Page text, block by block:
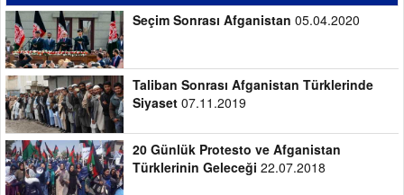
Seçim Sonrası Afganistan 05.04.2020
Taliban Sonrası Afganistan Türklerinde
Siyaset07.11.2019
20 Günlük Protesto ve Afganistan
Türklerinin Geleceği 22.07.2018